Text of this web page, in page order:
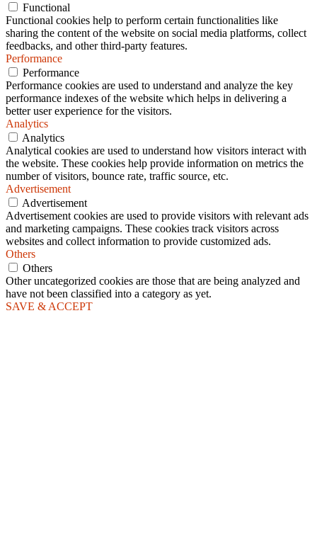
Functional
Functional cookies help to perform certain functionalities like
sharing the content of the website on social media platforms, collect
feedbacks, and other third-party features.
Performance
Performance
Performance cookies are used to understand and analyze the key
performance indexes of the website which helps in delivering a
better user experience for the visitors.
Analytics
Analytics
Analytical cookies are used to understand how visitors interact with
the website. These cookies help provide information on metrics the
number of visitors, bounce rate, traffic source, etc.
Advertisement
Advertisement
Advertisement cookies are used to provide visitors with relevant ads
and marketing campaigns. These cookies track visitors across
websites and collect information to provide customized ads.
Others
Others
Other uncategorized cookies are those that are being analyzed and
have not been classified into a category as yet.
SAVE & ACCEPT